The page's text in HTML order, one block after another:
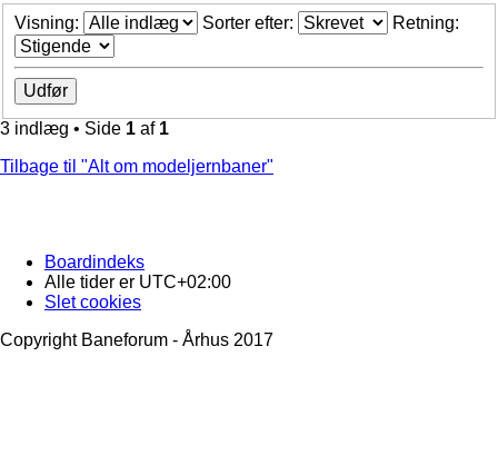
Visning: Sorter efter: Retning:
3 indlæg • Side 1 af 1
Tilbage til "Alt om modeljernbaner"
Boardindeks
Alle tider er UTC+02:00
Slet cookies
Copyright Baneforum - Århus 2017